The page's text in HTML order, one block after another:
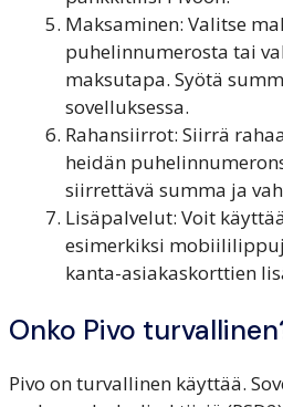
Maksaminen: Valitse
puhelinnumerosta tai
maksutapa. Syötä
sovelluksessa.
Rahansiirrot: Siirrä
heidän
siirrettävä summa ja
Lisäpalvelut: Voit
esimerkiksi
kanta-asiakaskorttien
Onko Pivo
Pivo on turvallinen käyttää.